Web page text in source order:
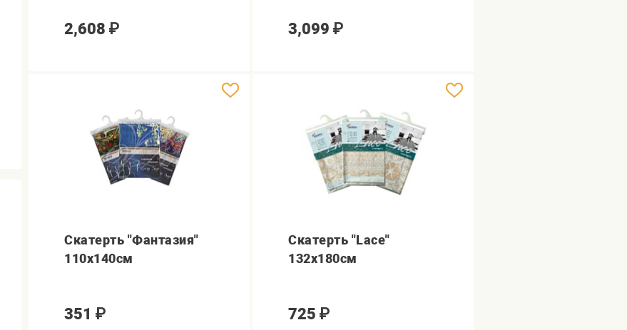
2,608 ₽ 3,099 ₽
Скатерть "Фантазия"
110х140см
351 ₽
Скатерть "Lace"
132х180см
725 ₽